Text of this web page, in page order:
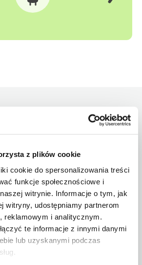
z plików cookie
cookie do spersonalizowania treści
funkcje społecznościowe i
witrynie. Informacje o tym, jak
witryny, udostępniamy partnerom
reklamowym i analitycznym.
te informacje z innymi danymi
lub uzyskanymi podczas